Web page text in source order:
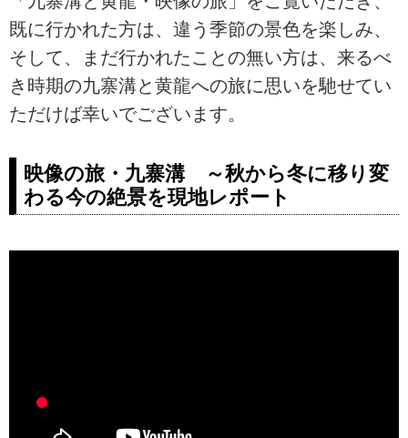
既に行かれた方は、違う季節の景色を楽しみ、
そして、まだ行かれたことの無い方は、来るべ
き時期の九寨溝と黄龍への旅に思いを馳せてい
ただけば幸いでございます。
映像の旅・九寨溝 ～秋から冬に移り変
わる今の絶景を現地レポート